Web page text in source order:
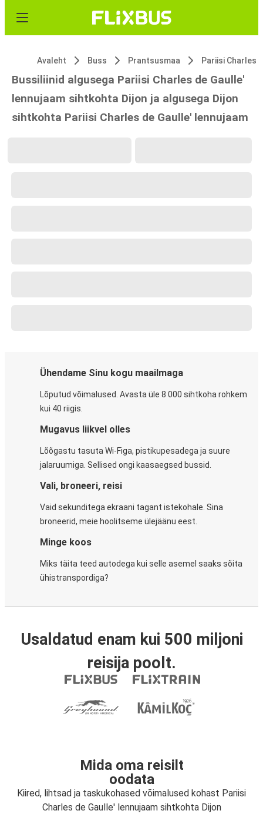
Avaleht Buss Prantsusmaa
Bussiliinid algusega Pariisi Charles de Gaulle'
lennujaam sihtkohta Dijon ja algusega Dijon
sihtkohta Pariisi Charles de Gaulle' lennujaam
Ühendame Sinu kogu maailmaga
Lõputud võimalused. Avasta üle 8 000 sihtkoha rohkem
kui 40 riigis.
Mugavus liikvel olles
Lõõgastu tasuta Wi-Figa, pistikupesadega ja suure
jalaruumiga. Sellised ongi kaasaegsed bussid.
Vali, broneeri, reisi
Vaid sekunditega ekraani tagant istekohale. Sina
broneerid, meie hoolitseme ülejäänu eest.
Minge koos
Miks täita teed autodega kui selle asemel saaks sõita
ühistranspordiga?
Usaldatud enam kui 500 miljoni
reisija poolt.
Mida oma reisilt
oodata
Kiired, lihtsad ja taskukohased võimalused kohast Pariisi
Charles de Gaulle' lennujaam sihtkohta Dijon